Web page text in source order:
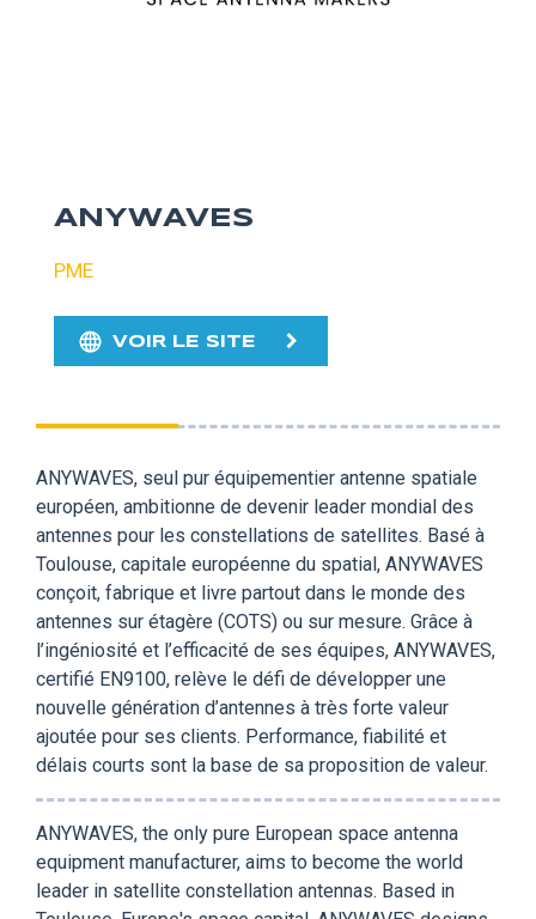
ANYWAVES
PME
VOIR LE SITE
ANYWAVES, seul pur équipementier antenne spatiale
européen, ambitionne de devenir leader mondial des
antennes pour les constellations de satellites. Basé à
Toulouse, capitale européenne du spatial, ANYWAVES
conçoit, fabrique et livre partout dans le monde des
antennes sur étagère (COTS) ou sur mesure. Grâce à
l’ingéniosité et l’efficacité de ses équipes, ANYWAVES,
certifié EN9100, relève le défi de développer une
nouvelle génération d’antennes à très forte valeur
ajoutée pour ses clients. Performance, fiabilité et
délais courts sont la base de sa proposition de valeur.
ANYWAVES, the only pure European space antenna
equipment manufacturer, aims to become the world
leader in satellite constellation antennas. Based in